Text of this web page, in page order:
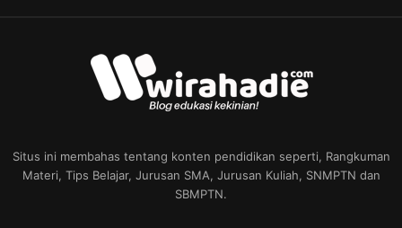
Situs ini membahas tentang konten pendidikan seperti, Rangkuman
Materi, Tips Belajar, Jurusan SMA, Jurusan Kuliah, SNMPTN dan
SBMPTN.